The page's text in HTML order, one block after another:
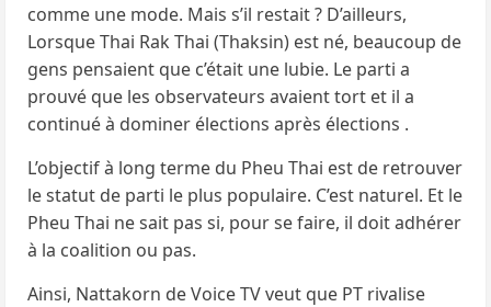
comme une mode. Mais s’il restait ? D’ailleurs,
Lorsque Thai Rak Thai (Thaksin) est né, beaucoup de
gens pensaient que c’était une lubie. Le parti a
prouvé que les observateurs avaient tort et il a
continué à dominer élections après élections .
L’objectif à long terme du Pheu Thai est de retrouver
le statut de parti le plus populaire. C’est naturel. Et le
Pheu Thai ne sait pas si, pour se faire, il doit adhérer
à la coalition ou pas.
Ainsi, Nattakorn de Voice TV veut que PT rivalise